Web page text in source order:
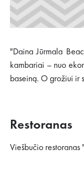
"Daina Jūrmala
kambariai – nuo
baseiną. O grožiui ir
Restoranas
Viešbučio restoranas